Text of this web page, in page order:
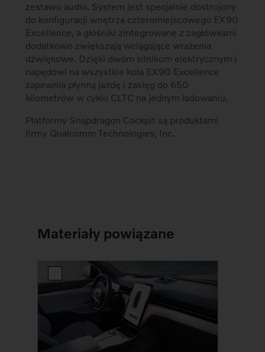
zestawu audio. System jest specjalnie dostrojony
do konfiguracji wnętrza czteromiejscowego EX90
Excellence, a głośniki zintegrowane z zagłówkami
dodatkowo zwiększają wciągające wrażenia
dźwiękowe. Dzięki dwóm silnikom elektrycznym i
napędowi na wszystkie koła EX90 Excellence
zapewnia płynną jazdę i zasięg do 650
kilometrów w cyklu CLTC na jednym ładowaniu.
Platformy Snapdragon Cockpit są produktami
firmy Qualcomm Technologies, Inc.
Materiały powiązane